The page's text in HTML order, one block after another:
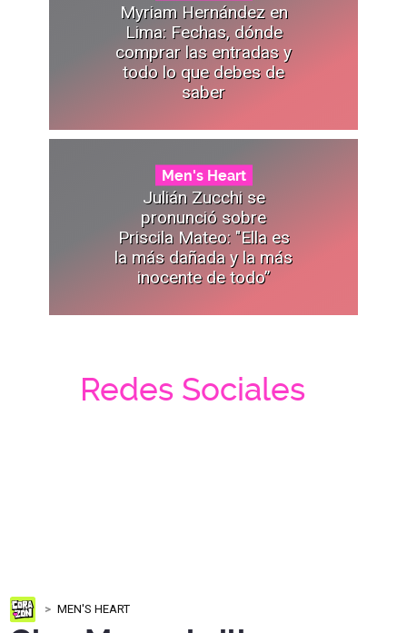
Myriam Hernández en
Lima: Fechas, dónde
comprar las entradas y
todo lo que debes de
saber
Men's Heart
Julián Zucchi se
pronunció sobre
Priscila Mateo: "Ella es
la más dañada y la más
inocente de todo”
Redes Sociales
MEN'S HEART